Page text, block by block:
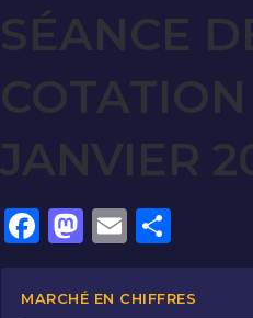
SÉANCE DE
JANVIER
F
a
c
M
a
st
E
m
ai
ar
ta
MARCHÉ EN CHIFFRES